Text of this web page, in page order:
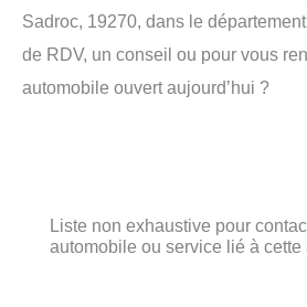
Sadroc, 19270, dans le
de RDV, un conseil ou pour vous
automobile ouvert aujourd’hui ?
Liste non exhaustive pour
automobile ou service lié à cette